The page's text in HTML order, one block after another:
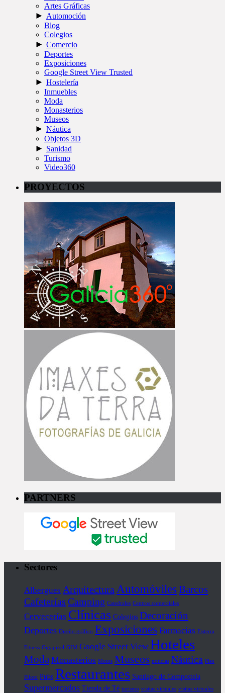
Artes Gráficas
► Automoción
Blog
Colegios
► Comercio
Deportes
Exposiciones
Google Street View Trusted
► Hostelería
Inmuebles
Moda
Monasterios
Museos
► Náutica
Objetos 3D
► Sanidad
Turismo
Video360
PROYECTOS
PARTNERS
Sectores
Albergues Arquitectura Automóviles Barcos
Cafeterías Camping Catedrales Centros comerciales
Cervecerías Clínicas Colegios Decoración
Deportes Diseño gráfico Exposiciones Farmacias Fisterra
Fitness Gigapixel GIM Google Street View Hoteles
Moda Monasterios Motos Museos noticias Náutica Piso
Piloto Pubs Restaurantes Santiago de Compostela
Supermercados Tienda de Té turismo visitas virtuales visitas virtuales